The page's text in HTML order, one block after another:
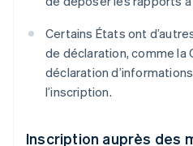
Certains États ont
de déclaration, comme la
déclaration
l’inscription.
Inscription auprès des